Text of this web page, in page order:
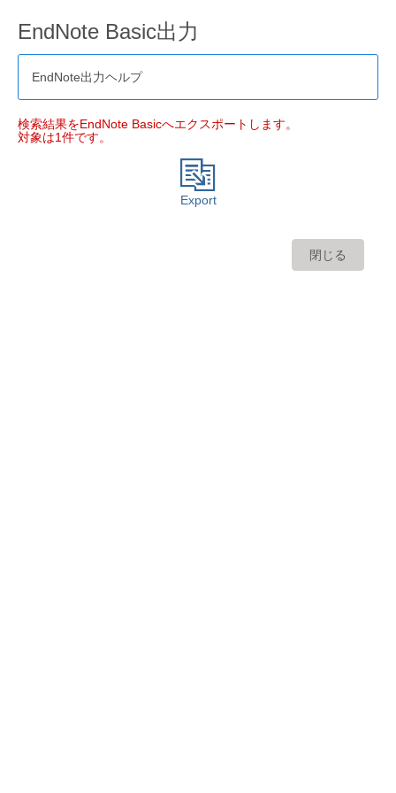
EndNote Basic出力
EndNote出力ヘルプ
検索結果をEndNote Basicへエクスポートします。
対象は1件です。
Export